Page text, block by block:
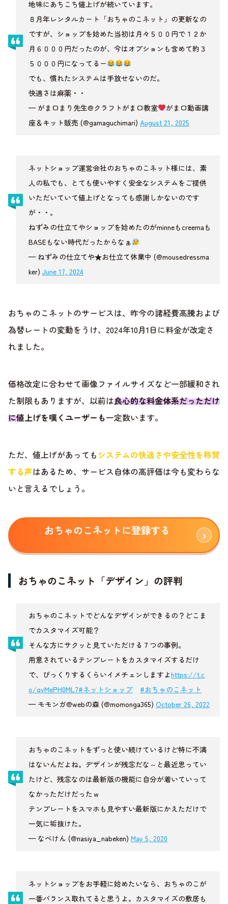
地味にあちこち値上げが続いています。
８月年レンタルカート「おちゃのこネット」の更新なの
ですが、ショップを始めた当初は月々５００円で１２か
月６０００円だったのが、今はオプションも含めて約３
５０００円になってるー
でも、慣れたシステムは手放せないのだ。
快適さは麻薬・・
— がま口まり先生@クラフトがま口教室
がま口動画講
座＆キット販売 (@gamaguchimari) August 21, 2025
ネットショップ運営会社のおちゃのこネット様には、素
人の私でも、とても使いやすく安全なシステムをご提供
いただいていて値上げとなっても感謝しかないのです
が・・。
ねずみの仕立てやショップを始めたのがminneもcreemaも
BASEもない時代だったからなぁ
— ねずみの仕立てや★お仕立て休業中 (@mousedressma
ker) June 17, 2024
おちゃのこネットのサービスは、昨今の諸経費高騰および
為替レートの変動をうけ、2024年10月1日に料金が改定さ
れました。
価格改定に合わせて画像ファイルサイズなど一部緩和され
た制限もありますが、以前は良心的な料金体系だっただけ
に値上げを嘆くユーザーも一定数います。
ただ、値上げがあってもシステムの快適さや安全性を称賛
する声はあるため、サービス自体の高評価は今も変わらな
いと言えるでしょう。
おちゃのこネットに登録する
おちゃのこネット「デザイン」の評判
おちゃのこネットでどんなデザインができるの？どこま
でカスタマイズ可能？
そんな方にサクッと見ていただける７つの事例。
用意されているテンプレートをカスタマイズするだけ
で、びっくりするくらいイメチェンしますよhttps://t.c
o/qvMePH0ML7#ネットショップ
#おちゃのこネット
— モモンガ@webの森 (@momonga365) October 26, 2022
おちゃのこネットをずっと使い続けているけど特に不満
はないんだよね。デザインが残念だな～と最近思ってい
たけど、残念なのは最新版の機能に自分が着いていって
なかっただけだったｗ
テンプレートをスマホも見やすい最新版にかえただけで
一気に垢抜けた。
— なべけん (@nasiya_nabeken) May 5, 2020
ネットショップをお手軽に始めたいなら、おちゃのこが
一番バランス取れてると思うよ。カスタマイズの敷居も